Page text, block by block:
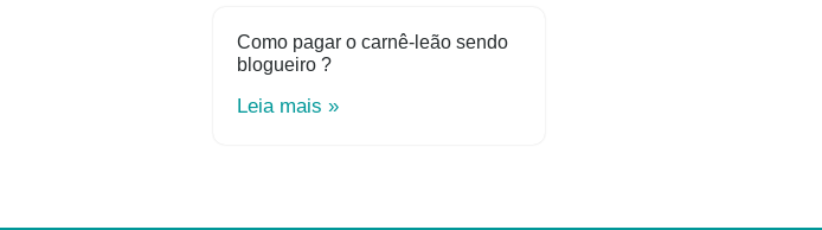
Como pagar o carnê-leão sendo
blogueiro ?
Leia mais »